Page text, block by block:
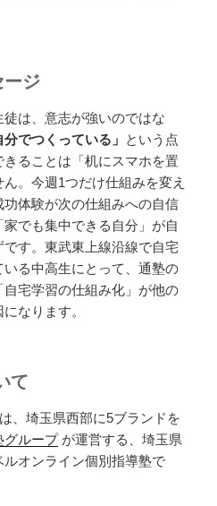
ジ
は、意志が強いのではな
でつくっている」 という点
ることは「机にスマホを置
。今週1つだけ仕組みを変え
体験が次の仕組みへの自信
でも集中できる自分」が自
す。東武東上線沿線で自宅
る中高生にとって、通塾の
宅学習の仕組み化」が他の
なります。
て
、埼玉県西部に5ブランドを
グループが運営する、埼玉県
オンライン個別指導塾で